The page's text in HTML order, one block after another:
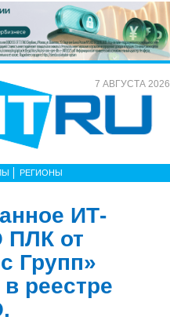
7 АВГУСТА 2026
РЕГИОНЫ
ИТ-
ПЛК от
Групп»
реестре